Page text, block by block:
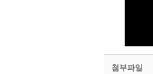
첨부파일